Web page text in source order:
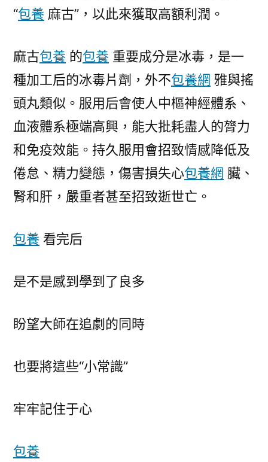
“包養 麻古”，以此來獲取高額利潤。
麻古包養 的包養 重要成分是冰毒，是一
種加工后的冰毒片劑，外不包養網 雅與搖
頭丸類似。服用后會使人中樞神經體系、
血液體系極端高興，能大批耗盡人的膂力
和免疫效能。持久服用會招致情感降低及
倦怠、精力變態，傷害損失心包養網 臟、
腎和肝，嚴重者甚至招致逝世亡。
包養 看完后
是不是感到學到了良多
盼望大師在追劇的同時
也要將這些“小常識”
牢牢記住于心
包養